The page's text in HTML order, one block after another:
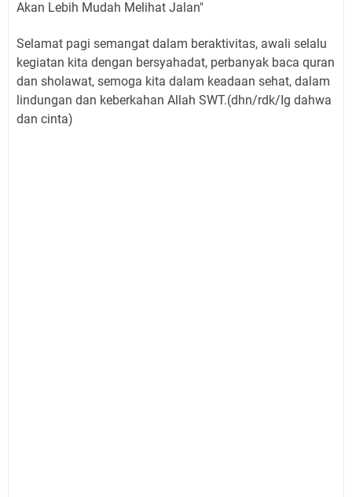
Akan Lebih Mudah Melihat Jalan"
Selamat pagi semangat dalam beraktivitas, awali selalu
kegiatan kita dengan bersyahadat, perbanyak baca quran
dan sholawat, semoga kita dalam keadaan sehat, dalam
lindungan dan keberkahan Allah SWT.(dhn/rdk/Ig dahwa
dan cinta)